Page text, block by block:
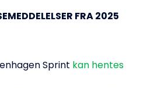
FRA 2025
Sprint kan hentes